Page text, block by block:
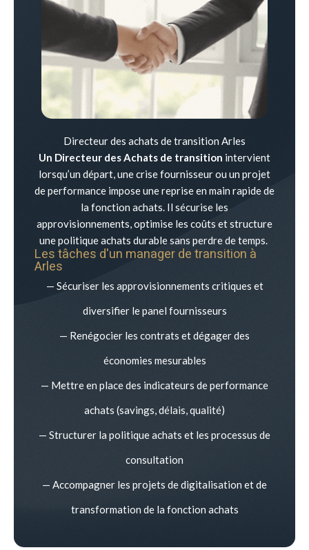
Directeur des achats de transition Arles
Un Directeur des Achats de transition intervient
lorsqu’un départ, une crise fournisseur ou un projet
de performance impose une reprise en main rapide de
la fonction achats. Il sécurise les
approvisionnements, optimise les coûts et structure
une politique achats durable sans perdre de temps.
Les tâches d'un manager de transition à
Arles
— Sécuriser les approvisionnements critiques et
diversifier le panel fournisseurs
— Renégocier les contrats et dégager des
économies mesurables
— Mettre en place des indicateurs de performance
achats (savings, délais, qualité)
— Structurer la politique achats et les processus de
consultation
— Accompagner les projets de digitalisation et de
transformation de la fonction achats